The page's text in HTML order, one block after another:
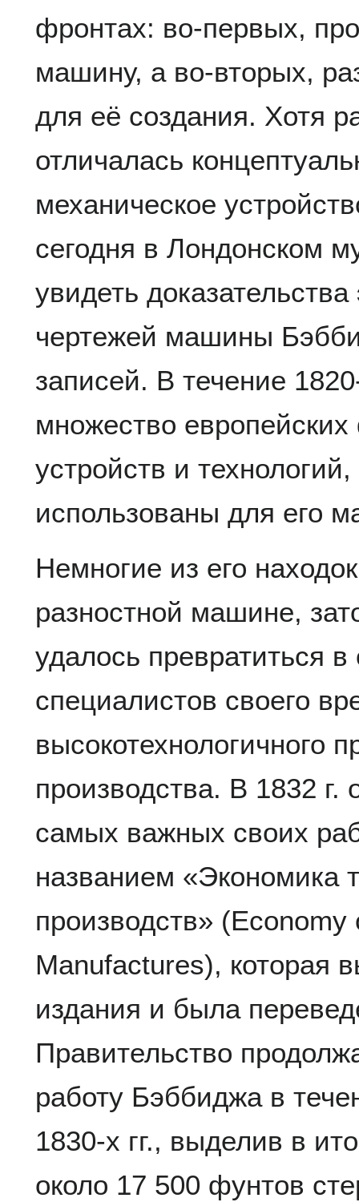
фронтах: во-первых,
машину, а во-вторых,
для её создания. Хотя
отличалась
механическое
сегодня в Лондонском
увидеть
чертежей машины
записей. В течение
множество
устройств и
использованы для его
Немногие из его
разностной машине,
удалось превратиться
специалистов своего
высокотехнологичного
производства. В 1832 г.
самых важных своих
названием «Экономика
производств»
Manufactures), которая
издания и была
Правительство
работу Бэббиджа в
1830-х гг., выделив в
около 17 500 фунтов